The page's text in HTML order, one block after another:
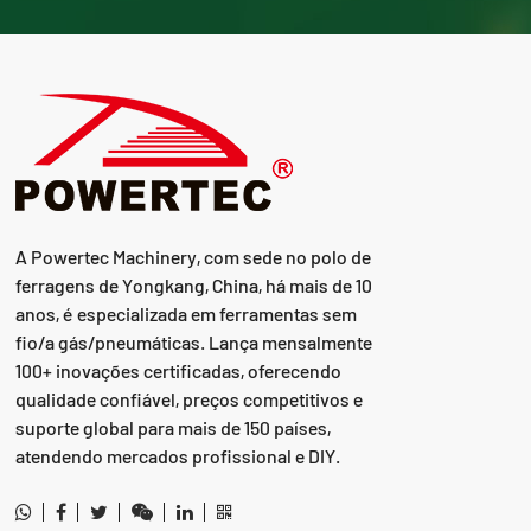
A Powertec Machinery, com sede no polo de
ferragens de Yongkang, China, há mais de 10
anos, é especializada em ferramentas sem
fio/a gás/pneumáticas. Lança mensalmente
100+ inovações certificadas, oferecendo
qualidade confiável, preços competitivos e
suporte global para mais de 150 países,
atendendo mercados profissional e DIY.